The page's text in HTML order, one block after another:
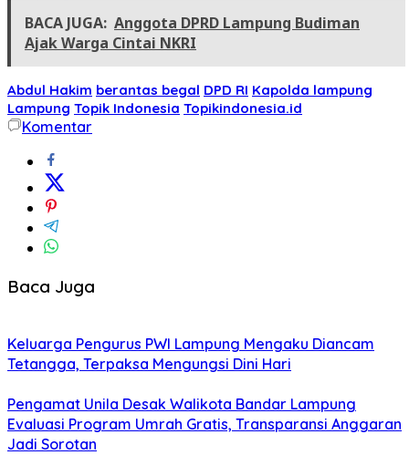
BACA JUGA: Anggota DPRD Lampung Budiman
Ajak Warga Cintai NKRI
Abdul Hakim berantas begal DPD RI Kapolda lampung
Lampung Topik Indonesia Topikindonesia.id
Komentar
Baca Juga
Keluarga Pengurus PWI Lampung Mengaku Diancam
Tetangga, Terpaksa Mengungsi Dini Hari
Pengamat Unila Desak Walikota Bandar Lampung
Evaluasi Program Umrah Gratis, Transparansi Anggaran
Jadi Sorotan